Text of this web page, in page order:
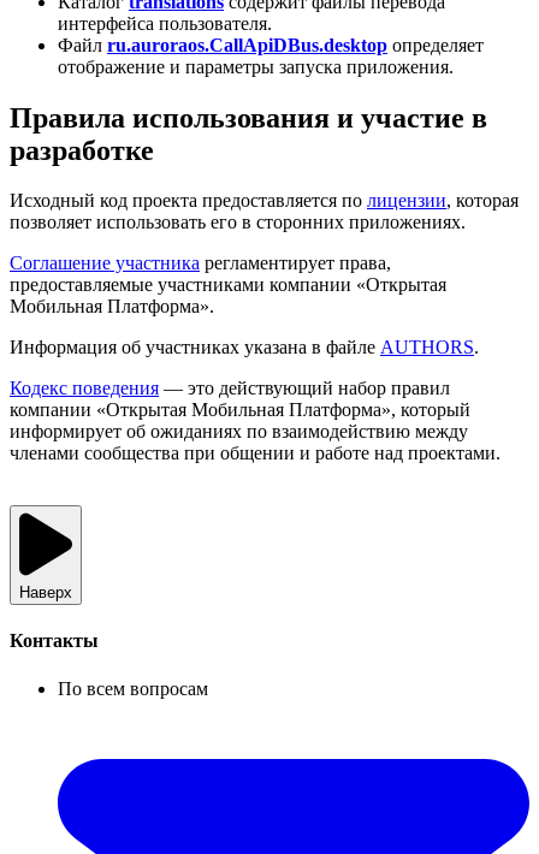
интерфейса пользователя.
Файл ru.auroraos.CallApiDBus.desktop определяет
отображение и параметры запуска приложения.
Правила использования и участие в
разработке
Исходный код проекта предоставляется по лицензии, которая
позволяет использовать его в сторонних приложениях.
Соглашение участника регламентирует права,
предоставляемые участниками компании «Открытая
Мобильная Платформа».
Информация об участниках указана в файле AUTHORS.
Кодекс поведения — это действующий набор правил
компании «Открытая Мобильная Платформа», который
информирует об ожиданиях по взаимодействию между
членами сообщества при общении и работе над проектами.
Наверх
Контакты
По всем вопросам